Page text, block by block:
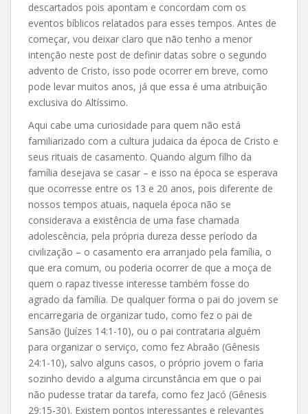
descartados pois apontam e concordam com os
eventos bíblicos relatados para esses tempos. Antes de
começar, vou deixar claro que não tenho a menor
intenção neste post de definir datas sobre o segundo
advento de Cristo, isso pode ocorrer em breve, como
pode levar muitos anos, já que essa é uma atribuição
exclusiva do Altíssimo.
Aqui cabe uma curiosidade para quem não está
familiarizado com a cultura judaica da época de Cristo e
seus rituais de casamento. Quando algum filho da
família desejava se casar – e isso na época se esperava
que ocorresse entre os 13 e 20 anos, pois diferente de
nossos tempos atuais, naquela época não se
considerava a existência de uma fase chamada
adolescência, pela própria dureza desse período da
civilização – o casamento era arranjado pela família, o
que era comum, ou poderia ocorrer de que a moça de
quem o rapaz tivesse interesse também fosse do
agrado da família. De qualquer forma o pai do jovem se
encarregaria de organizar tudo, como fez o pai de
Sansão (Juízes 14:1-10), ou o pai contrataria alguém
para organizar o serviço, como fez Abraão (Gênesis
24:1-10), salvo alguns casos, o próprio jovem o faria
sozinho devido a alguma circunstância em que o pai
não pudesse tratar da tarefa, como fez Jacó (Gênesis
29:15-30). Existem pontos interessantes e relevantes